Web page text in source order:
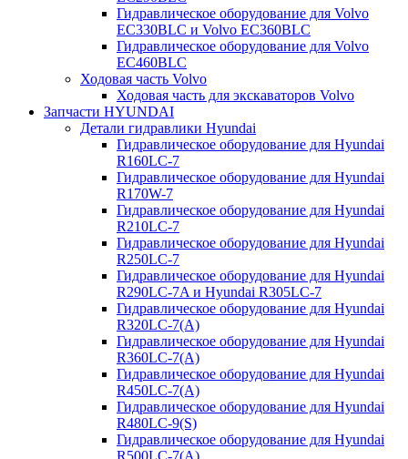
Гидравлическое оборудование для Volvo
EC330BLC и Volvo EC360BLC
Гидравлическое оборудование для Volvo
EC460BLC
Ходовая часть Volvo
Ходовая часть для экскаваторов Volvo
Запчасти HYUNDAI
Детали гидравлики Hyundai
Гидравлическое оборудование для Hyundai
R160LC-7
Гидравлическое оборудование для Hyundai
R170W-7
Гидравлическое оборудование для Hyundai
R210LC-7
Гидравлическое оборудование для Hyundai
R250LC-7
Гидравлическое оборудование для Hyundai
R290LC-7A и Hyundai R305LC-7
Гидравлическое оборудование для Hyundai
R320LC-7(A)
Гидравлическое оборудование для Hyundai
R360LC-7(A)
Гидравлическое оборудование для Hyundai
R450LC-7(A)
Гидравлическое оборудование для Hyundai
R480LC-9(S)
Гидравлическое оборудование для Hyundai
R500LC-7(A)